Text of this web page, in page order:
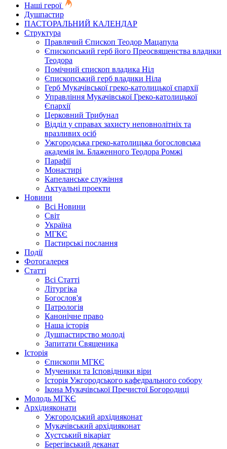
Наші герої
Душпастир
ПАСТОРАЛЬНИЙ КАЛЕНДАР
Структура
Правлячий Єпископ Теодор Мацапула
Єпископський герб його Преосвященства владики
Теодора
Помічний єпископ владика Ніл
Єпископський герб владики Ніла
Герб Мукачівської греко-католицької єпархії
Управління Мукачівської Греко-католицької
Єпархії
Церковний Трибунал
Відділ у справах захисту неповнолітніх та
вразливих осіб
Ужгородська греко-католицька богословська
академія ім. Блаженного Теодора Ромжі
Парафії
Монастирі
Капеланське служіння
Актуальні проекти
Новини
Всі Новини
Світ
Україна
МГКЄ
Пастирські послання
Події
Фотогалерея
Статті
Всі Статті
Літургіка
Богослов'я
Патрологія
Канонічне право
Наша історія
Душпастирство молоді
Запитати Священика
Історія
Єпископи МГКЄ
Мученики та Ісповідники віри
Історія Ужгородського кафедрального собору
Ікона Мукачівської Пречистої Богородиці
Молодь МГКЄ
Архідияконати
Ужгородський архідияконат
Мукачівський архідияконат
Хустський вікаріат
Берегівський деканат